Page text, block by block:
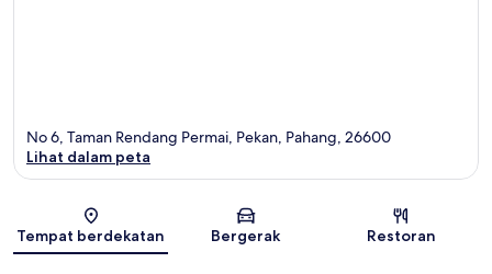
Peta
No 6, Taman Rendang Permai, Pekan, Pahang, 26600
Lihat dalam peta
Tempat berdekatan Bergerak Restoran